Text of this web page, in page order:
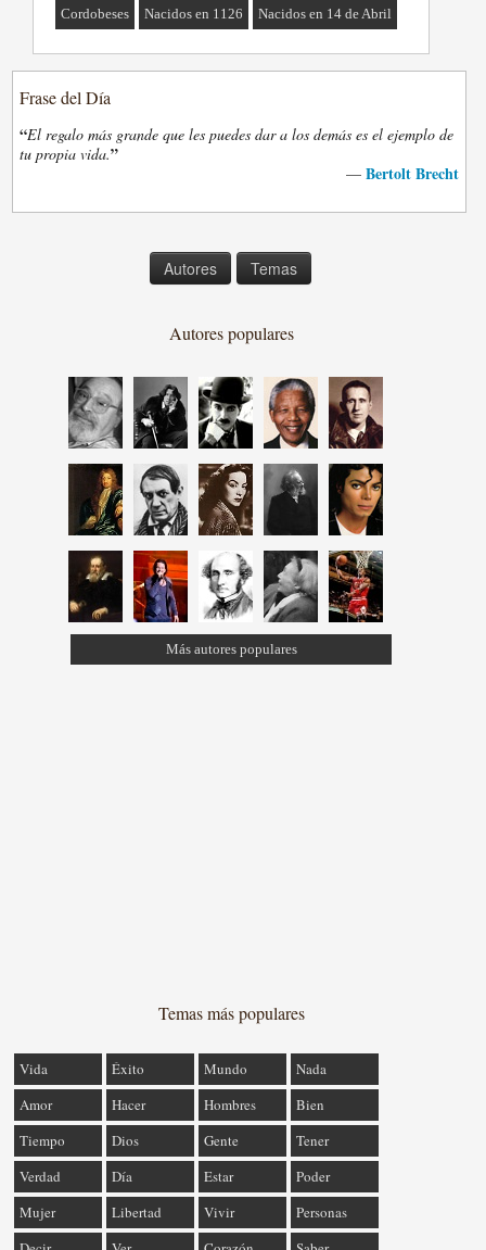
Cordobeses Nacidos en 1126 Nacidos en 14 de Abril
Frase del Día
“El regalo más grande que les puedes dar a los demás es el ejemplo de
tu propia vida.”
— Bertolt Brecht
Autores Temas
Autores populares
Más autores populares
Temas más populares
Vida Éxito Mundo
Nada
Amor
Hacer Hombres
Bien
Tiempo
Dios Gente
Tener
Verdad
Día Estar
Poder
Mujer
Libertad Vivir
Personas